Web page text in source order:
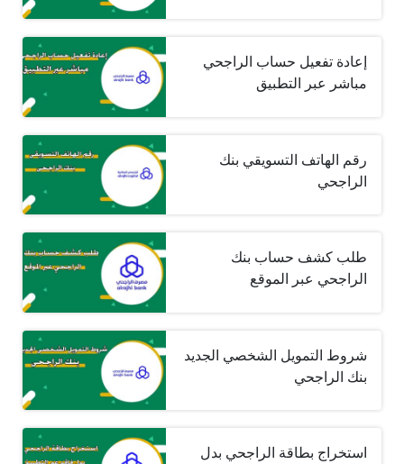
إعادة تفعيل حساب الراجحي
مباشر عبر التطبيق
رقم الهاتف التسويقي بنك
الراجحي
طلب كشف حساب بنك
الراجحي عبر الموقع
شروط التمويل الشخصي الجديد
بنك الراجحي
استخراج بطاقة الراجحي بدل